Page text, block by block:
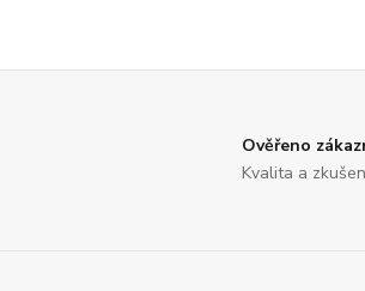
Ověřeno
Kvalita a